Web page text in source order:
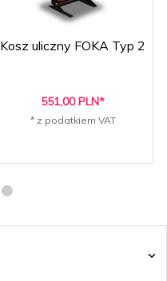
Kosz uliczny FOKA Typ 2
551,00 PLN*
* z podatkiem VAT